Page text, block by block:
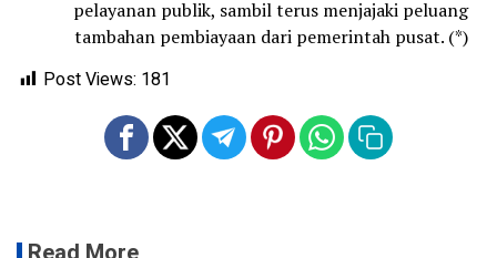
pelayanan publik, sambil terus menjajaki peluang
tambahan pembiayaan dari pemerintah pusat. (*)
Post Views: 181